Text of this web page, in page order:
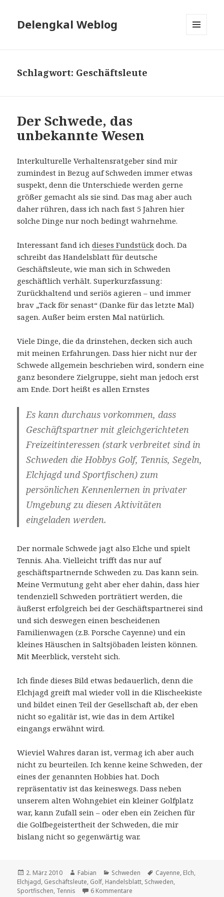
Delengkal Weblog
Schlagwort: Geschäftsleute
Der Schwede, das
unbekannte Wesen
Interkulturelle Verhaltensratgeber sind mir
zumindest in Bezug auf Schweden immer etwas
suspekt, denn die Unterschiede werden gerne
größer gemacht als sie sind. Das mag aber auch
daher rühren, dass ich nach fast 5 Jahren hier
solche Dinge nur noch bedingt wahrnehme.
Interessant fand ichdieses Fundstück doch. Da
schreibt das Handelsblatt für deutsche
Geschäftsleute, wie man sich in Schweden
geschäftlich verhält. Superkurzfassung:
Zurückhaltend und seriös agieren – und immer
brav „Tack för senast“ (Danke für das letzte Mal)
sagen. Außer beim ersten Mal natürlich.
Viele Dinge, die da drinstehen, decken sich auch
mit meinen Erfahrungen. Dass hier nicht nur der
Schwede allgemein beschrieben wird, sondern eine
ganz besondere Zielgruppe, sieht man jedoch erst
am Ende. Dort heißt es allen Ernstes
Es kann durchaus vorkommen, dass
Geschäftspartner mit gleichgerichteten
Freizeitinteressen (stark verbreitet sind in
Schweden die Hobbys Golf, Tennis, Segeln,
Elchjagd und Sportfischen) zum
persönlichen Kennenlernen in privater
Umgebung zu diesen Aktivitäten
eingeladen werden.
Der normale Schwede jagt also Elche und spielt
Tennis. Aha. Vielleicht trifft das nur auf
geschäftspartnernde Schweden zu. Das kann sein.
Meine Vermutung geht aber eher dahin, dass hier
tendenziell Schweden porträtiert werden, die
äußerst erfolgreich bei der Geschäftspartnerei sind
und sich deswegen einen bescheidenen
Familienwagen (z.B. Porsche Cayenne) und ein
kleines Häuschen in Saltsjöbaden leisten können.
Mit Meerblick, versteht sich.
Ich finde dieses Bild etwas bedauerlich, denn die
Elchjagd greift mal wieder voll in die Klischeekiste
und bildet einen Teil der Gesellschaft ab, der eben
nicht so egalitär ist, wie das in dem Artikel
eingangs erwähnt wird.
Wieviel Wahres daran ist, vermag ich aber auch
nicht zu beurteilen. Ich kenne keine Schweden, der
eines der genannten Hobbies hat. Doch
repräsentativ ist das keineswegs. Dass neben
unserem alten Wohngebiet ein kleiner Golfplatz
war, kann Zufall sein – oder eben ein Zeichen für
die Golfbegeistertheit der Schweden, die mir
bislang nicht so gegenwärtig war.
Veröffentlicht
am
2. März 2010 Autor
Fabian Kategorien
Schweden Schlagwörter
Cayenne, Elch,
Elchjagd, Geschäftsleute, Golf, Handelsblatt, Schweden,
Sportfischen, Tennis 6 Kommentare